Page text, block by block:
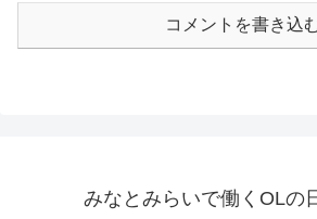
コメントを書き込
みなとみらいで働くOLの